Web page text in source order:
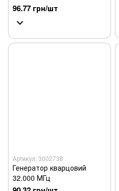
96.77 грн/шт
Артикул: 3002738
Генератор кварцовий
32.000 МГц